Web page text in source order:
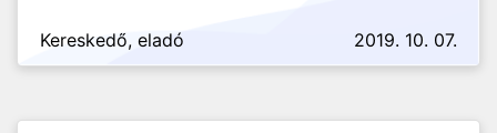
Kereskedő, eladó 2019. 10. 07.